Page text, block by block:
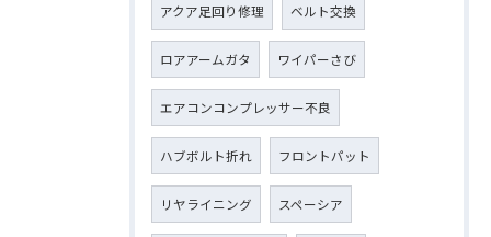
アクア足回り修理 ベルト交換
ロアアームガタ ワイパーさび
エアコンコンプレッサー不良
ハブボルト折れ フロントパット
リヤライニング スペーシア